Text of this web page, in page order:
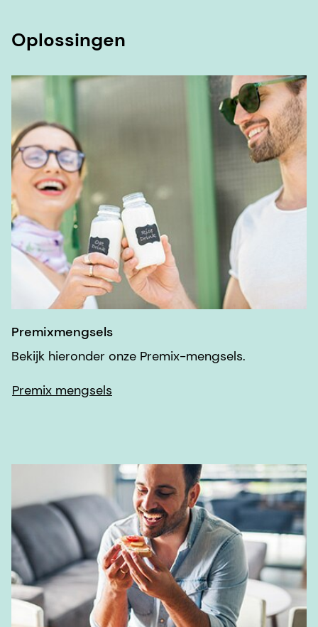
Oplossingen
Premixmengsels
Bekijk hieronder onze Premix-mengsels.
Premix mengsels